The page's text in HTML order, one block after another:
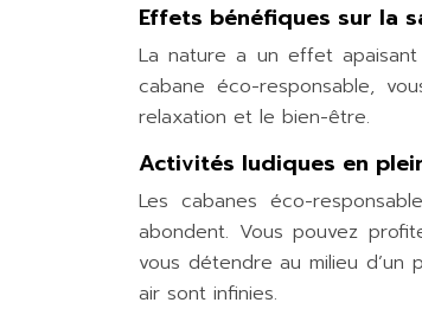
Effets bénéfiques sur la
La nature a un effet
cabane éco-responsable,
relaxation et le bien-être.
Activités ludiques en
Les cabanes éco-
abondent. Vous pouvez
vous détendre au milieu d’un
air sont infinies.